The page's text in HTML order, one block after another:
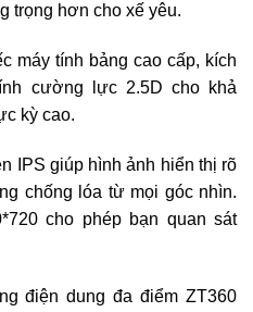
trọng hơn cho xế yêu.
máy tính bảng cao cấp, kích
cường lực 2.5D cho khả
kỳ cao.
IPS giúp hình ảnh hiển thị rõ
chống lóa từ mọi góc nhìn.
cho phép bạn quan sát
điện dung đa điểm ZT360